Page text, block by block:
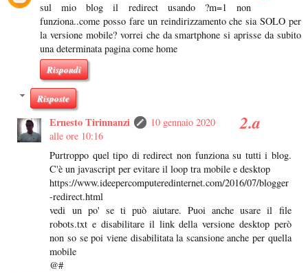
sul mio blog il redirect usando ?m=1 non
funziona..come posso fare un reindirizzamento che sia SOLO per
la versione mobile? vorrei che da smartphone si aprisse da subito
una determinata pagina come home
Rispondi
Risposte
Ernesto Tirinnanzi
10 gennaio 2020
alle ore 10:16
Purtroppo quel tipo di redirect non funziona su tutti i blog.
C'è un javascript per evitare il loop tra mobile e desktop
https://www.ideepercomputeredinternet.com/2016/07/blogger
-redirect.html
vedi un po' se ti può aiutare. Puoi anche usare il file
robots.txt e disabilitare il link della versione desktop però
non so se poi viene disabilitata la scansione anche per quella
mobile
@#